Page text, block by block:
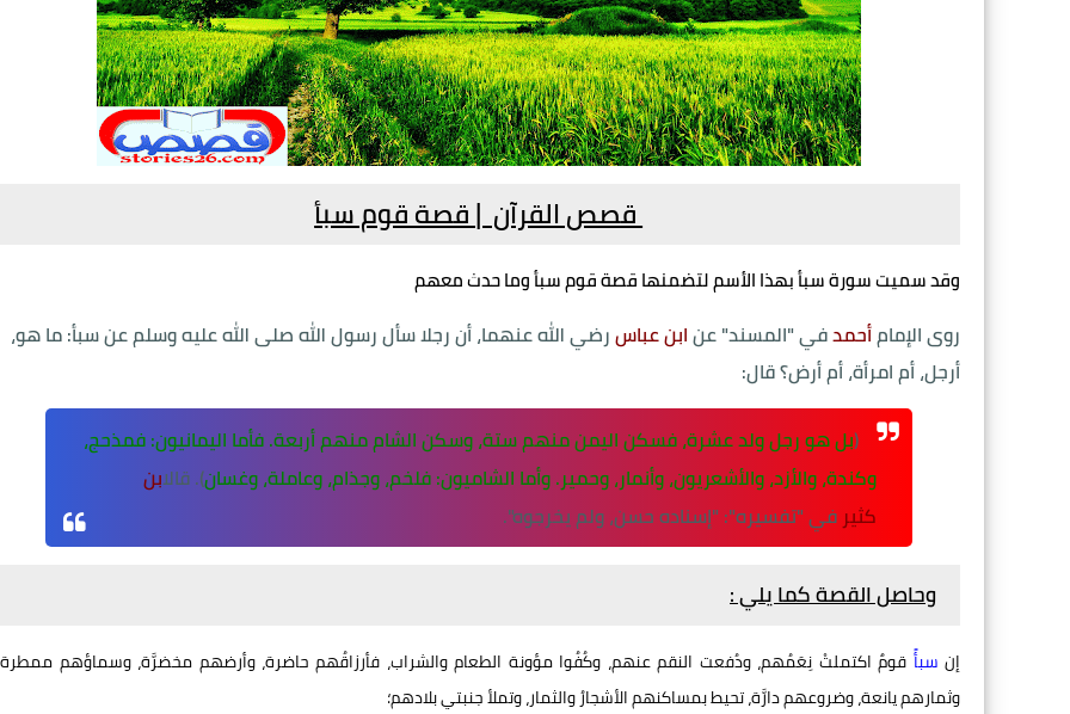
قصص القرآن | قصة قوم سبأ
وقد سميت سورة سبأ بهذا الأسم لتضمنها قصة قوم سبأ وما حدث معهم
روى الإمامأحمدفي "المسند" عنابن عباسرضي الله عنهما، أن رجلا سأل رسول الله صلى الله عليه وسلم عن سبأ: ما هو،
أرجل، أم امرأة، أم أرض؟ قال:
(بل هو رجل ولد عشرة، فسكن اليمن منهم ستة، وسكن الشام منهم أربعة. فأما اليمانيون: فمذحج،
وكندة، والأزد، والأشعريون، وأنمار، وحمير. وأما الشاميون: فلخم، وجذام، وعاملة، وغسان). قالابن
كثيرفي "تفسيره": "إسناده حسن، ولم يخرجوه".
وحاصل القصة كما يلي :
إن سبأً قومٌ اكتملتْ نِعَمُهم، ودُفعت النقم عنهم، وكُفُوا مؤونة الطعام والشراب، فأرزاقُهم حاضرة، وأرضهم مخضرَّة، وسماؤهم
وثمارهم يانعة، وضروعهم دارَّة، تحيط بمساكنهم الأشجارُ والثمار، وتملأ جنبتي بلادهم؛